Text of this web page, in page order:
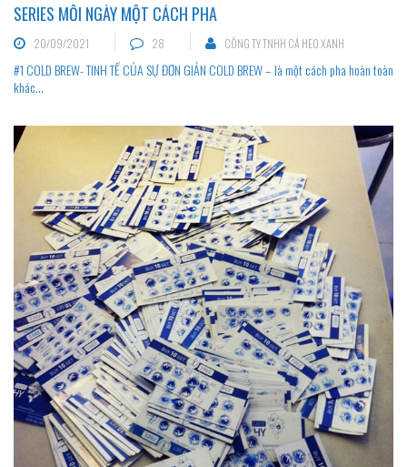
SERIES MỖI NGÀY MỘT CÁCH PHA
20/09/2021 28 CÔNG TY TNHH CÁ HEO XANH
#1 COLD BREW- TINH TẾ CỦA SỰ ĐƠN GIẢN COLD BREW – là một cách pha hoàn toàn
khác...